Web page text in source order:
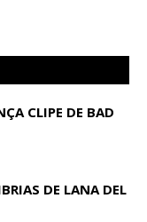
CLIPE DE BAD
DE LANA DEL